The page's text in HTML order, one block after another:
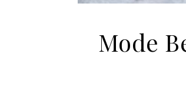
Mode